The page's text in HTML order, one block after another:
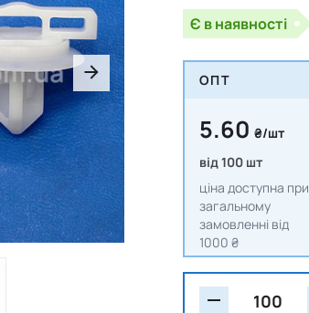
Є в наявності
ОПТ
5.60₴/шт
від 100 шт
ціна доступна при
загальному
замовленні від
1000 ₴